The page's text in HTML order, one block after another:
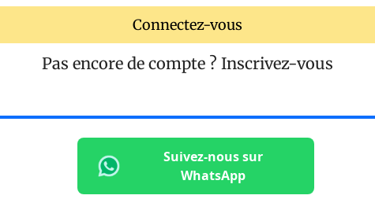
Connectez-vous
Pas encore de compte ? Inscrivez-vous
Suivez-nous sur
WhatsApp